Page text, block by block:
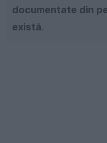
documentate din
există.